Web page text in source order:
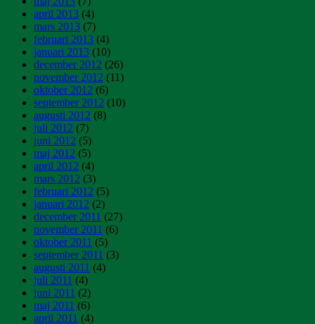
april 2013 (4)
mars 2013 (7)
februari 2013 (4)
januari 2013 (10)
december 2012 (26)
november 2012 (11)
oktober 2012 (6)
september 2012 (10)
augusti 2012 (8)
juli 2012 (7)
juni 2012 (5)
maj 2012 (5)
april 2012 (4)
mars 2012 (3)
februari 2012 (5)
januari 2012 (2)
december 2011 (27)
november 2011 (6)
oktober 2011 (5)
september 2011 (3)
augusti 2011 (4)
juli 2011 (4)
juni 2011 (2)
maj 2011 (6)
april 2011 (4)